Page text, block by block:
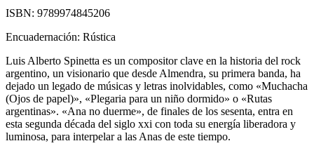
ISBN: 9789974845206
Encuadernación: Rústica
Luis Alberto Spinetta es un compositor clave en la historia del rock
argentino, un visionario que desde Almendra, su primera banda, ha
dejado un legado de músicas y letras inolvidables, como «Muchacha
(Ojos de papel)», «Plegaria para un niño dormido» o «Rutas
argentinas». «Ana no duerme», de finales de los sesenta, entra en
esta segunda década del siglo xxi con toda su energía liberadora y
luminosa, para interpelar a las Anas de este tiempo.